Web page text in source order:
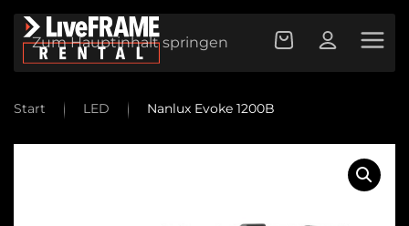
Zum Hauptinhalt springen
Start LED Nanlux Evoke 1200B